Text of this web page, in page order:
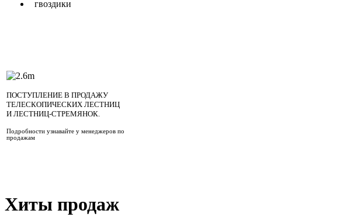
гвоздики
ПОСТУПЛЕНИЕ В ПРОДАЖУ
ТЕЛЕСКОПИЧЕСКИХ ЛЕСТНИЦ
И ЛЕСТНИЦ-СТРЕМЯНОК.
Подробности узнавайте у менеджеров по
продажам
Хиты продаж